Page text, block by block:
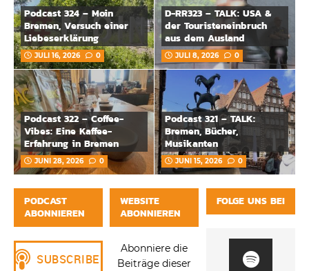
Podcast 324 – Moin
Bremen, Versuch einer
Liebeserklärung
JULI 16, 2026 0
D-RR323 – TALK: USA &
der Touristeneinbruch
aus dem Ausland
JULI 8, 2026 0
Podcast 322 – Coffee-
Vibes: Eine Kaffee-
Erfahrung in Bremen
JUNI 28, 2026 0
Podcast 321 – TALK:
Bremen, Bücher,
Musikanten
JUNI 15, 2026 0
PODCAST
ABONNIEREN
WEBSITE
ABONNIEREN
Abonniere die
Beiträge dieser
FOLGE UNS BEI